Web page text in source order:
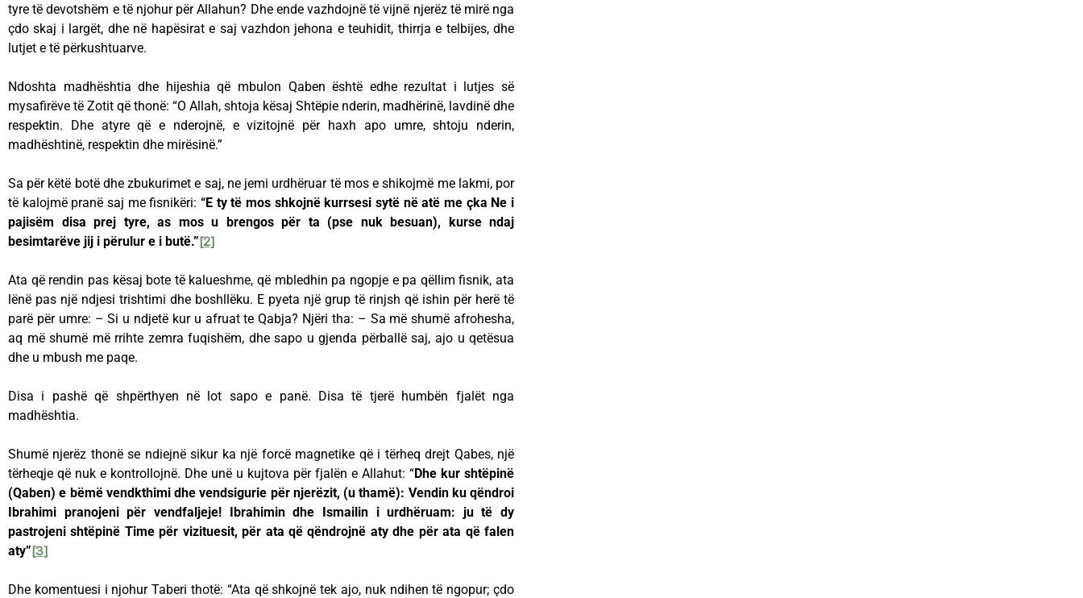
tyre të devotshëm e të njohur për Allahun? Dhe ende vazhdojnë të vijnë njerëz të mirë nga
çdo skaj i largët, dhe në hapësirat e saj vazhdon jehona e teuhidit, thirrja e telbijes, dhe
lutjet e të përkushtuarve.
Ndoshta madhështia dhe hijeshia që mbulon Qaben është edhe rezultat i lutjes së
mysafirëve të Zotit që thonë: “O Allah, shtoja kësaj Shtëpie nderin, madhërinë, lavdinë dhe
respektin. Dhe atyre që e nderojnë, e vizitojnë për haxh apo umre, shtoju nderin,
madhështinë, respektin dhe mirësinë.”
Sa për këtë botë dhe zbukurimet e saj, ne jemi urdhëruar të mos e shikojmë me lakmi, por
të kalojmë pranë saj me fisnikëri:“E ty të mos shkojnë kurrsesi sytë në atë me çka Ne i
pajisëm disa prej tyre, as mos u brengos për ta (pse nuk besuan), kurse ndaj
besimtarëve jij i përulur e i butë.”[2]
Ata që rendin pas kësaj bote të kalueshme, që mbledhin pa ngopje e pa qëllim fisnik, ata
lënë pas një ndjesi trishtimi dhe boshllëku. E pyeta një grup të rinjsh që ishin për herë të
parë për umre: – Si u ndjetë kur u afruat te Qabja? Njëri tha: – Sa më shumë afrohesha,
aq më shumë më rrihte zemra fuqishëm, dhe sapo u gjenda përballë saj, ajo u qetësua
dhe u mbush me paqe.
Disa i pashë që shpërthyen në lot sapo e panë. Disa të tjerë humbën fjalët nga
madhështia.
Shumë njerëz thonë se ndiejnë sikur ka një forcë magnetike që i tërheq drejt Qabes, një
tërheqje që nuk e kontrollojnë. Dhe unë u kujtova për fjalën e Allahut: “Dhe kur shtëpinë
(Qaben) e bëmë vendkthimi dhe vendsigurie për njerëzit, (u thamë): Vendin ku qëndroi
Ibrahimi pranojeni për vendfaljeje! Ibrahimin dhe Ismailin i urdhëruam: ju të dy
pastrojeni shtëpinë Time për vizituesit, për ata që qëndrojnë aty dhe për ata që falen
aty”[3]
Dhe komentuesi i njohur Taberi thotë: “Ata që shkojnë tek ajo, nuk ndihen të ngopur; çdo